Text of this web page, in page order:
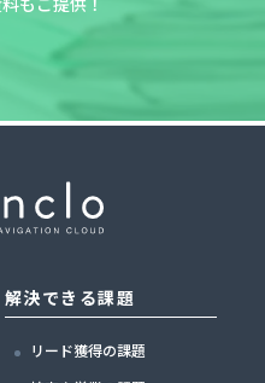
解決できる課題
リード獲得の課題